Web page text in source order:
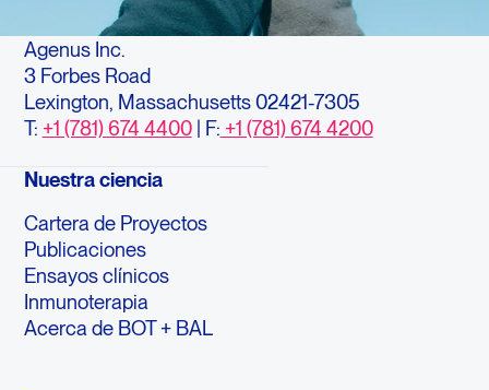
Agenus Inc.
3 Forbes Road
Lexington, Massachusetts 02421-7305
T: +1 (781) 674 4400| F: +1 (781) 674 4200
Nuestra ciencia
Cartera de Proyectos
Publicaciones
Ensayos clínicos
Inmunoterapia
Acerca de BOT + BAL